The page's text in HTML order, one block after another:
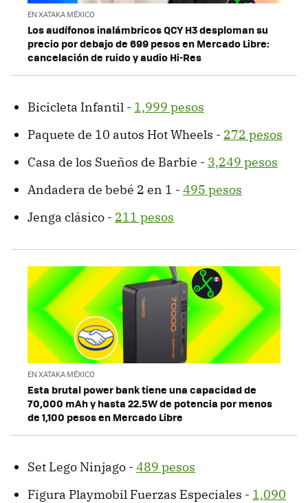
EN XATAKA MÉXICO
Los audífonos inalámbricos QCY H3 desploman su
precio por debajo de 699 pesos en Mercado Libre:
cancelación de ruido y audio Hi-Res
Bicicleta Infantil - 1,999 pesos
Paquete de 10 autos Hot Wheels - 272 pesos
Casa de los Sueños de Barbie - 3,249 pesos
Andadera de bebé 2 en 1 - 495 pesos
Jenga clásico - 211 pesos
EN XATAKA MÉXICO
Esta brutal power bank tiene una capacidad de
70,000 mAh y hasta 22.5W de potencia por menos
de 1,100 pesos en Mercado Libre
Set Lego Ninjago - 489 pesos
Figura Playmobil Fuerzas Especiales - 1,090